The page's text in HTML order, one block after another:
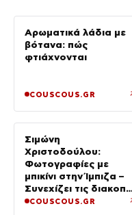
Αρωματικά λάδια με
βότανα: πώς
φτιάχνονται
COUSCOUS.GR
Σιμώνη
Χριστοδούλου:
Φωτογραφίες με
μπικίνι στην Ίμπιζα –
Συνεχίζει τις
της με τον σύζυγό
COUSCOUS.GR